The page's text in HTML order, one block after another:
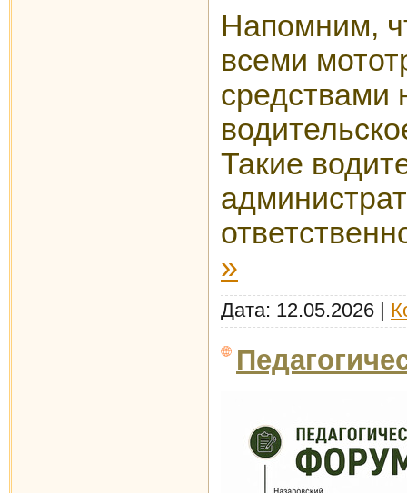
Напомним,
всеми
средствами
Такие
»
Дата: 12.05.2026 |